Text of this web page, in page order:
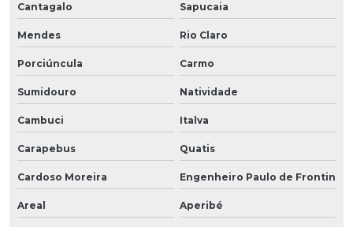
Cantagalo Sapucaia
Mendes Rio Claro
Porciúncula Carmo
Sumidouro Natividade
Cambuci Italva
Carapebus Quatis
Cardoso Moreira Engenheiro Paulo de Frontin
Areal Aperibé